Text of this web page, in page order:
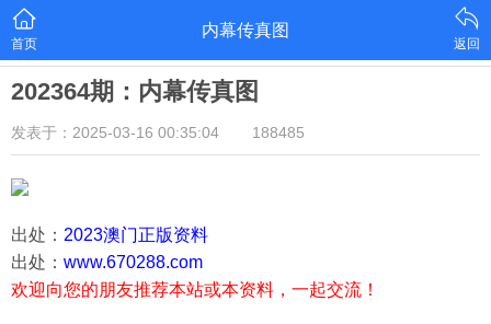
首页
内幕传真图
返回
202364期：内幕传真图
发表于：2025-03-16 00:35:04 188485
出处： 2023澳门正版资料
出处： www.670288.com
欢迎向您的朋友推荐本站或本资料，一起交流！